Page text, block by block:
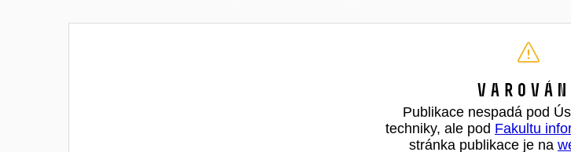
Publikace nespadá pod
techniky, ale pod Fakultu
stránka publikace je na